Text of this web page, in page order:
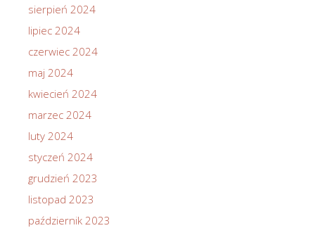
sierpień 2024
lipiec 2024
czerwiec 2024
maj 2024
kwiecień 2024
marzec 2024
luty 2024
styczeń 2024
grudzień 2023
listopad 2023
październik 2023